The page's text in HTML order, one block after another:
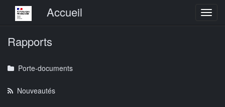
Menu principalAccueil
Rapports
Porte-documents
Nouveautés